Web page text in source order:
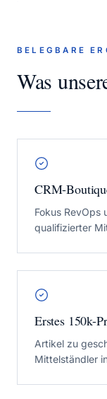
BELEGBARE
Was
CRM-
Fokus RevOps
qualifizierter
Erstes 150k-
Artikel zu
Mittelständler